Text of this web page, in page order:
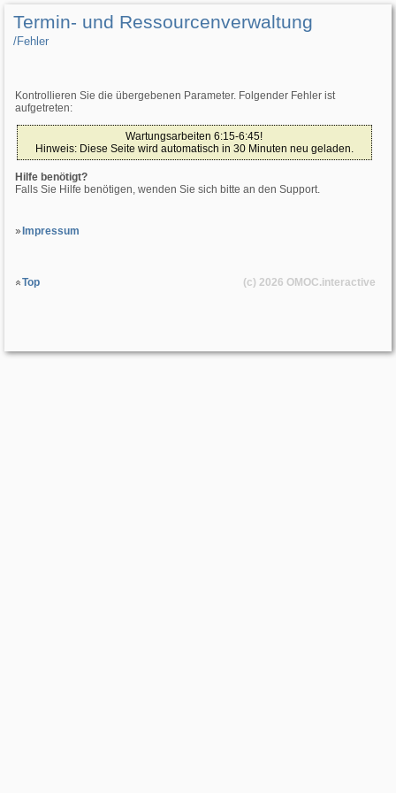
Termin- und Ressourcenverwaltung
/­Fehler
Kontrollieren Sie die übergebenen Parameter. Folgender Fehler ist
aufgetreten:
Wartungsarbeiten 6:15-6:45!
Hinweis: Diese Seite wird automatisch in 30 Minuten neu geladen.
Hilfe benötigt?
Falls Sie Hilfe benötigen, wenden Sie sich bitte an den Support.
Impressum
Top (c) 2026 OMOC.interactive